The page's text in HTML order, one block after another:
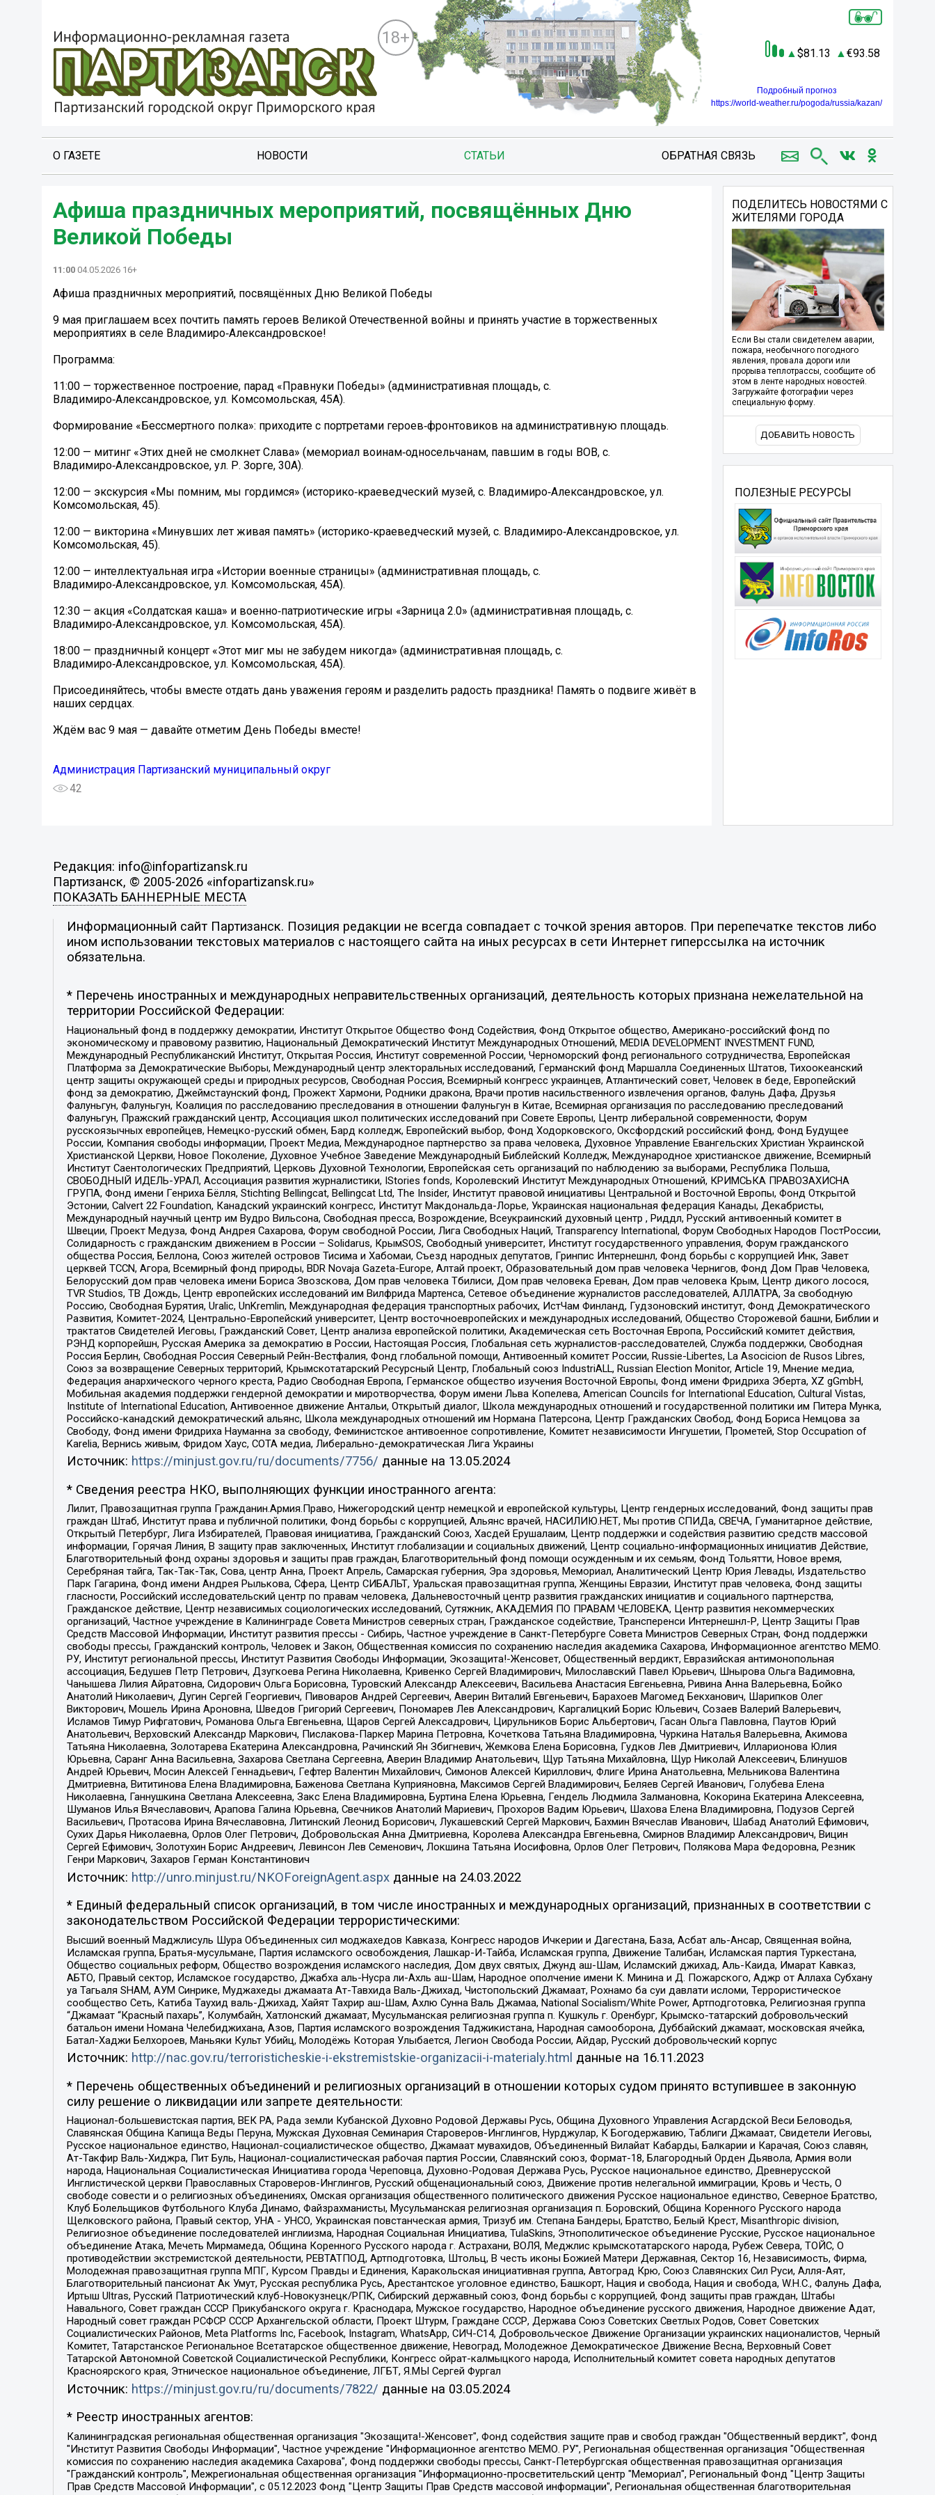
18+
81.13 93.58
Подробный прогноз
https://world-weather.ru/pogoda/russia/kazan/
О ГАЗЕТЕ НОВОСТИ СТАТЬИ ОБРАТНАЯ СВЯЗЬ
Афиша праздничных мероприятий, посвящённых Дню
Великой Победы
11:00 04.05.2026 16+
Афиша праздничных мероприятий, посвящённых Дню Великой Победы
9 мая приглашаем всех почтить память героев Великой Отечественной войны и принять участие в торжественных
мероприятиях в селе Владимиро‑Александровское!
Программа:
️11:00 — торжественное построение, парад «Правнуки Победы» (административная площадь, с.
Владимиро‑Александровское, ул. Комсомольская, 45А).
Формирование «Бессмертного полка»: приходите с портретами героев‑фронтовиков на административную площадь.
️12:00 — митинг «Этих дней не смолкнет Слава» (мемориал воинам‑односельчанам, павшим в годы ВОВ, с.
Владимиро‑Александровское, ул. Р. Зорге, 30А).
️12:00 — экскурсия «Мы помним, мы гордимся» (историко‑краеведческий музей, с. Владимиро‑Александровское, ул.
Комсомольская, 45).
️12:00 — викторина «Минувших лет живая память» (историко‑краеведческий музей, с. Владимиро‑Александровское, ул.
Комсомольская, 45).
️12:00 — интеллектуальная игра «Истории военные страницы» (административная площадь, с.
Владимиро‑Александровское, ул. Комсомольская, 45А).
️12:30 — акция «Солдатская каша» и военно‑патриотические игры «Зарница 2.0» (административная площадь, с.
Владимиро‑Александровское, ул. Комсомольская, 45А).
18:00 — праздничный концерт «Этот миг мы не забудем никогда» (административная площадь, с.
Владимиро‑Александровское, ул. Комсомольская, 45А).
Присоединяйтесь, чтобы вместе отдать дань уважения героям и разделить радость праздника! Память о подвиге живёт в
наших сердцах.
Ждём вас 9 мая — давайте отметим День Победы вместе!
Администрация Партизанский муниципальный округ
42
ПОДЕЛИТЕСЬ НОВОСТЯМИ С
ЖИТЕЛЯМИ ГОРОДА
Если Вы стали свидетелем аварии,
пожара, необычного погодного
явления, провала дороги или
прорыва теплотрассы, сообщите об
этом в ленте народных новостей.
Загружайте фотографии через
специальную форму.
ДОБАВИТЬ НОВОСТЬ
ПОЛЕЗНЫЕ РЕСУРСЫ
Редакция: info@infopartizansk.ru
Партизанск, © 2005-2026 «infopartizansk.ru»
ПОКАЗАТЬ БАННЕРНЫЕ МЕСТА
Информационный сайт Партизанск. Позиция редакции не всегда совпадает с точкой зрения авторов. При перепечатке текстов либо
ином использовании текстовых материалов с настоящего сайта на иных ресурсах в сети Интернет гиперссылка на источник
обязательна.
* Перечень иностранных и международных неправительственных организаций, деятельность которых признана нежелательной на
территории Российской Федерации:
Национальный фонд в поддержку демократии, Институт Открытое Общество Фонд Содействия, Фонд Открытое общество, Американо-российский фонд по
экономическому и правовому развитию, Национальный Демократический Институт Международных Отношений, MEDIA DEVELOPMENT INVESTMENT FUND,
Международный Республиканский Институт, Открытая Россия, Институт современной России, Черноморский фонд регионального сотрудничества, Европейская
Платформа за Демократические Выборы, Международный центр электоральных исследований, Германский фонд Маршалла Соединенных Штатов, Тихоокеанский
центр защиты окружающей среды и природных ресурсов, Свободная Россия, Всемирный конгресс украинцев, Атлантический совет, Человек в беде, Европейский
фонд за демократию, Джеймстаунский фонд, Прожект Хармони, Родники дракона, Врачи против насильственного извлечения органов, Фалунь Дафа, Друзья
Фалуньгун, Фалуньгун, Коалиция по расследованию преследования в отношении Фалуньгун в Китае, Всемирная организация по расследованию преследований
Фалуньгун, Пражский гражданский центр, Ассоциация школ политических исследований при Совете Европы, Центр либеральной современности, Форум
русскоязычных европейцев, Немецко-русский обмен, Бард колледж, Европейский выбор, Фонд Ходорковского, Оксфордский российский фонд, Фонд Будущее
России, Компания свободы информации, Проект Медиа, Международное партнерство за права человека, Духовное Управление Евангельских Христиан Украинской
Христианской Церкви, Новое Поколение, Духовное Учебное Заведение Международный Библейский Колледж, Международное христианское движение, Всемирный
Институт Саентологических Предприятий, Церковь Духовной Технологии, Европейская сеть организаций по наблюдению за выборами, Республика Польша,
СВОБОДНЫЙ ИДЕЛЬ-УРАЛ, Ассоциация развития журналистики, IStories fonds, Королевский Институт Международных Отношений, КРИМСЬКА ПРАВОЗАХИСНА
ГРУПА, Фонд имени Генриха Бёлля, Stichting Bellingcat, Bellingcat Ltd, The Insider, Институт правовой инициативы Центральной и Восточной Европы, Фонд Открытой
Эстонии, Calvert 22 Foundation, Канадский украинский конгресс, Институт Макдональда-Лорье, Украинская национальная федерация Канады, Декабристы,
Международный научный центр им Вудро Вильсона, Свободная пресса, Возрождение, Всеукраинский духовный центр , Риддл, Русский антивоенный комитет в
Швеции, Проект Медуза, Фонд Андрея Сахарова, Форум свободной России, Лига Свободных Наций, Transparеncy International, Форум Свободных Народов ПостРоссии,
Солидарность с гражданским движением в России – Solidarus, КрымSOS, Свободный университет, Институт государственного управления, Форум гражданского
общества Россия, Беллона, Союз жителей островов Тисима и Хабомаи, Съезд народных депутатов, Гринпис Интернешнл, Фонд борьбы с коррупцией Инк, Завет
церквей TCCN, Агора, Всемирный фонд природы, BDR Novaja Gazeta-Europe, Алтай проект, Образовательный дом прав человека Чернигов, Фонд Дом Прав Человека,
Белорусский дом прав человека имени Бориса Звозскова, Дом прав человека Тбилиси, Дом прав человека Ереван, Дом прав человека Крым, Центр дикого лосося,
TVR Studios, ТВ Дождь, Центр европейских исследований им Вилфрида Мартенса, Сетевое объединение журналистов расследователей, АЛЛАТРА, За свободную
Россию, Свободная Бурятия, Uralic, UnKremlin, Международная федерация транспортных рабочих, ИстЧам Финланд, Гудзоновский институт, Фонд Демократического
Развития, Комитет-2024, Центрально-Европейский университет, Центр восточноевропейских и международных исследований, Общество Сторожевой башни, Библии и
трактатов Свидетелей Иеговы, Гражданский Совет, Центр анализа европейской политики, Академическая сеть Восточная Европа, Российский комитет действия,
РЭНД корпорейшн, Русская Америка за демократию в России, Настоящая Россия, Глобальная сеть журналистов-расследователей, Служба поддержки, Свободная
Россия Берлин, Свободная Россия Северный Рейн-Вестфалия, Фонд глобальной помощи, Антивоенный комитет России, Russie-Libertes, La Asocicion de Rusos Libres,
Союз за возвращение Северных территорий, Крымскотатарский Ресурсный Центр, Глобальный союз IndustriALL, Russian Election Monitor, Article 19, Мнение медиа,
Федерация анархического черного креста, Радио Свободная Европа, Германское общество изучения Восточной Европы, Фонд имени Фридриха Эберта, XZ gGmbH,
Мобильная академия поддержки гендерной демократии и миротворчества, Форум имени Льва Копелева, American Councils for International Education, Cultural Vistas,
Institute of International Education, Антивоенное движение Антальи, Открытый диалог, Школа международных отношений и государственной политики им Питера Мунка,
Российско-канадский демократический альянс, Школа международных отношений им Нормана Патерсона, Центр Гражданских Свобод, Фонд Бориса Немцова за
Свободу, Фонд имени Фридриха Науманна за свободу, Феминистское антивоенное сопротивление, Комитет независимости Ингушетии, Прометей, Stop Occupation of
Karelia, Вернись живым, Фридом Хаус, СОТА медиа, Либерально-демократическая Лига Украины
Источник: https://minjust.gov.ru/ru/documents/7756/ данные на 13.05.2024
* Сведения реестра НКО, выполняющих функции иностранного агента:
Лилит, Правозащитная группа Гражданин.Армия.Право, Нижегородский центр немецкой и европейской культуры, Центр гендерных исследований, Фонд защиты прав
граждан Штаб, Институт права и публичной политики, Фонд борьбы с коррупцией, Альянс врачей, НАСИЛИЮ.НЕТ, Мы против СПИДа, СВЕЧА, Гуманитарное действие,
Открытый Петербург, Лига Избирателей, Правовая инициатива, Гражданский Союз, Хасдей Ерушалаим, Центр поддержки и содействия развитию средств массовой
информации, Горячая Линия, В защиту прав заключенных, Институт глобализации и социальных движений, Центр социально-информационных инициатив Действие,
Благотворительный фонд охраны здоровья и защиты прав граждан, Благотворительный фонд помощи осужденным и их семьям, Фонд Тольятти, Новое время,
Серебряная тайга, Так-Так-Так, Сова, центр Анна, Проект Апрель, Самарская губерния, Эра здоровья, Мемориал, Аналитический Центр Юрия Левады, Издательство
Парк Гагарина, Фонд имени Андрея Рылькова, Сфера, Центр СИБАЛЬТ, Уральская правозащитная группа, Женщины Евразии, Институт прав человека, Фонд защиты
гласности, Российский исследовательский центр по правам человека, Дальневосточный центр развития гражданских инициатив и социального партнерства,
Гражданское действие, Центр независимых социологических исследований, Сутяжник, АКАДЕМИЯ ПО ПРАВАМ ЧЕЛОВЕКА, Центр развития некоммерческих
организаций, Частное учреждение в Калининграде Совета Министров северных стран, Гражданское содействие, Трансперенси Интернешнл-Р, Центр Защиты Прав
Средств Массовой Информации, Институт развития прессы - Сибирь, Частное учреждение в Санкт-Петербурге Совета Министров Северных Стран, Фонд поддержки
свободы прессы, Гражданский контроль, Человек и Закон, Общественная комиссия по сохранению наследия академика Сахарова, Информационное агентство МЕМО.
РУ, Институт региональной прессы, Институт Развития Свободы Информации, Экозащита!-Женсовет, Общественный вердикт, Евразийская антимонопольная
ассоциация, Бедушев Петр Петрович, Дзугкоева Регина Николаевна, Кривенко Сергей Владимирович, Милославский Павел Юрьевич, Шнырова Ольга Вадимовна,
Чанышева Лилия Айратовна, Сидорович Ольга Борисовна, Туровский Александр Алексеевич, Васильева Анастасия Евгеньевна, Ривина Анна Валерьевна, Бойко
Анатолий Николаевич, Дугин Сергей Георгиевич, Пивоваров Андрей Сергеевич, Аверин Виталий Евгеньевич, Барахоев Магомед Бекханович, Шарипков Олег
Викторович, Мошель Ирина Ароновна, Шведов Григорий Сергеевич, Пономарев Лев Александрович, Каргалицкий Борис Юльевич, Созаев Валерий Валерьевич,
Исламов Тимур Рифгатович, Романова Ольга Евгеньевна, Щаров Сергей Алексадрович, Цирульников Борис Альбертович, Гасан Ольга Павловна, Паутов Юрий
Анатольевич, Верховский Александр Маркович, Пислакова-Паркер Марина Петровна, Кочеткова Татьяна Владимировна, Чуркина Наталья Валерьевна, Акимова
Татьяна Николаевна, Золотарева Екатерина Александровна, Рачинский Ян Збигневич, Жемкова Елена Борисовна, Гудков Лев Дмитриевич, Илларионова Юлия
Юрьевна, Саранг Анна Васильевна, Захарова Светлана Сергеевна, Аверин Владимир Анатольевич, Щур Татьяна Михайловна, Щур Николай Алексеевич, Блинушов
Андрей Юрьевич, Мосин Алексей Геннадьевич, Гефтер Валентин Михайлович, Симонов Алексей Кириллович, Флиге Ирина Анатольевна, Мельникова Валентина
Дмитриевна, Вититинова Елена Владимировна, Баженова Светлана Куприяновна, Максимов Сергей Владимирович, Беляев Сергей Иванович, Голубева Елена
Николаевна, Ганнушкина Светлана Алексеевна, Закс Елена Владимировна, Буртина Елена Юрьевна, Гендель Людмила Залмановна, Кокорина Екатерина Алексеевна,
Шуманов Илья Вячеславович, Арапова Галина Юрьевна, Свечников Анатолий Мариевич, Прохоров Вадим Юрьевич, Шахова Елена Владимировна, Подузов Сергей
Васильевич, Протасова Ирина Вячеславовна, Литинский Леонид Борисович, Лукашевский Сергей Маркович, Бахмин Вячеслав Иванович, Шабад Анатолий Ефимович,
Сухих Дарья Николаевна, Орлов Олег Петрович, Добровольская Анна Дмитриевна, Королева Александра Евгеньевна, Смирнов Владимир Александрович, Вицин
Сергей Ефимович, Золотухин Борис Андреевич, Левинсон Лев Семенович, Локшина Татьяна Иосифовна, Орлов Олег Петрович, Полякова Мара Федоровна, Резник
Генри Маркович, Захаров Герман Константинович
Источник: http://unro.minjust.ru/NKOForeignAgent.aspxданные на 24.03.2022
* Единый федеральный список организаций, в том числе иностранных и международных организаций, признанных в соответствии с
законодательством Российской Федерации террористическими:
Высший военный Маджлисуль Шура Объединенных сил моджахедов Кавказа, Конгресс народов Ичкерии и Дагестана, База, Асбат аль-Ансар, Священная война,
Исламская группа, Братья-мусульмане, Партия исламского освобождения, Лашкар-И-Тайба, Исламская группа, Движение Талибан, Исламская партия Туркестана,
Общество социальных реформ, Общество возрождения исламского наследия, Дом двух святых, Джунд аш-Шам, Исламский джихад, Аль-Каида, Имарат Кавказ,
АБТО, Правый сектор, Исламское государство, Джабха аль-Нусра ли-Ахль аш-Шам, Народное ополчение имени К. Минина и Д. Пожарского, Аджр от Аллаха Субхану
уа Тагьаля SHAM, АУМ Синрике, Муджахеды джамаата Ат-Тавхида Валь-Джихад, Чистопольский Джамаат, Рохнамо ба суи давлати исломи, Террористическое
сообщество Сеть, Катиба Таухид валь-Джихад, Хайят Тахрир аш-Шам, Ахлю Сунна Валь Джамаа, National Socialism/White Power, Артподготовка, Религиозная группа
“Джамаат “Красный пахарь”, Колумбайн, Хатлонский джамаат, Мусульманская религиозная группа п. Кушкуль г. Оренбург, Крымско-татарский добровольческий
батальон имени Номана Челебиджихана, Азов, Партия исламского возрождения Таджикистана, Народная самооборона, Дуббайский джамаат, московская ячейка,
Батал-Хаджи Белхороев, Маньяки Культ Убийц, Молодёжь Которая Улыбается, Легион Свобода России, Айдар, Русский добровольческий корпус
Источник: http://nac.gov.ru/terroristicheskie-i-ekstremistskie-organizacii-i-materialy.html данные на 16.11.2023
* Перечень общественных объединений и религиозных организаций в отношении которых судом принято вступившее в законную
силу решение о ликвидации или запрете деятельности:
Национал-большевистская партия, ВЕК РА, Рада земли Кубанской Духовно Родовой Державы Русь, Община Духовного Управления Асгардской Веси Беловодья,
Славянская Община Капища Веды Перуна, Мужская Духовная Семинария Староверов-Инглингов, Нурджулар, К Богодержавию, Таблиги Джамаат, Свидетели Иеговы,
Русское национальное единство, Национал-социалистическое общество, Джамаат мувахидов, Объединенный Вилайат Кабарды, Балкарии и Карачая, Союз славян,
Ат-Такфир Валь-Хиджра, Пит Буль, Национал-социалистическая рабочая партия России, Славянский союз, Формат-18, Благородный Орден Дьявола, Армия воли
народа, Национальная Социалистическая Инициатива города Череповца, Духовно-Родовая Держава Русь, Русское национальное единство, Древнерусской
Инглистической церкви Православных Староверов-Инглингов, Русский общенациональный союз, Движение против нелегальной иммиграции, Кровь и Честь, О
свободе совести и о религиозных объединениях, Омская организация общественного политического движения Русское национальное единство, Северное Братство,
Клуб Болельщиков Футбольного Клуба Динамо, Файзрахманисты, Мусульманская религиозная организация п. Боровский, Община Коренного Русского народа
Щелковского района, Правый сектор, УНА - УНСО, Украинская повстанческая армия, Тризуб им. Степана Бандеры, Братство, Белый Крест, Misanthropic division,
Религиозное объединение последователей инглиизма, Народная Социальная Инициатива, TulaSkins, Этнополитическое объединение Русские, Русское национальное
объединение Атака, Мечеть Мирмамеда, Община Коренного Русского народа г. Астрахани, ВОЛЯ, Меджлис крымскотатарского народа, Рубеж Севера, ТОЙС, О
противодействии экстремистской деятельности, РЕВТАТПОД, Артподготовка, Штольц, В честь иконы Божией Матери Державная, Сектор 16, Независимость, Фирма,
Молодежная правозащитная группа МПГ, Курсом Правды и Единения, Каракольская инициативная группа, Автоград Крю, Союз Славянских Сил Руси, Алля-Аят,
Благотворительный пансионат Ак Умут, Русская республика Русь, Арестантское уголовное единство, Башкорт, Нация и свобода, Нация и свобода, W.H.С., Фалунь Дафа,
Иртыш Ultras, Русский Патриотический клуб-Новокузнецк/РПК, Сибирский державный союз, Фонд борьбы с коррупцией, Фонд защиты прав граждан, Штабы
Навального, Совет граждан СССР Прикубанского округа г. Краснодара, Мужское государство, Народное объединение русского движения, Народное движение Адат,
Народный совет граждан РСФСР СССР Архангельской области, Проект Штурм, Граждане СССР, Держава Союз Советских Светлых Родов, Совет Советских
Социалистических Районов, Meta Platforms Inc, Facebook, Instagram, WhatsApp, СИЧ-С14, Добровольческое Движение Организации украинских националистов, Черный
Комитет, Татарстанское Региональное Всетатарское общественное движение, Невоград, Молодежное Демократическое Движение Весна, Верховный Совет
Татарской Автономной Советской Социалистической Республики, Конгресс ойрат-калмыцкого народа, Исполнительный комитет совета народных депутатов
Красноярского края, Этническое национальное объединение, ЛГБТ, Я.МЫ Сергей Фургал
Источник: https://minjust.gov.ru/ru/documents/7822/ данные на 03.05.2024
* Реестр иностранных агентов:
Калининградская региональная общественная организация "Экозащита!-Женсовет", Фонд содействия защите прав и свобод граждан "Общественный вердикт", Фонд "Институт Развития Свободы Информации", Частное учреждение "Информационное агентство МЕМО. РУ", Региональная общественная организация "Общественная комиссия по сохранению наследия академика Сахарова", Фонд поддержки свободы прессы, Санкт-Петербургская общественная правозащитная организация "Гражданский контроль", Межрегиональная общественная организация "Информационно-просветительский центр "Мемориал", Региональный Фонд "Центр Защиты Прав Средств Массовой Информации", с 05.12.2023 Фонд "Центр Защиты Прав Средств массовой информации", Региональная общественная благотворительная организация помощи беженцам и мигрантам "Гражданское содействие", Негосударственное образовательное учреждение дополнительного профессионального образования (повышение квалификации) специалистов "АКАДЕМИЯ ПО ПРАВАМ ЧЕЛОВЕКА", Свердловская региональная общественная организация "Сутяжник", Автономная некоммерческая организация "Центр независимых социологических исследований", Союз общественных объединений "Российский исследовательский центр по правам человека", Региональное общественное учреждение научно-информационный центр "МЕМОРИАЛ", Некоммерческая организация "Фонд защиты гласности", Автономная некоммерческая организация "Институт прав человека", Городская общественная организация "Екатеринбургское общество "МЕМОРИАЛ", Городская общественная организация "Рязанское историко-просветительское и правозащитное общество "Мемориал" (Рязанский Мемориал), Челябинский региональный орган общественной самодеятельности – женское общественное объединение "Женщины Евразии", Челябинский региональный орган общественной самодеятельности "Уральская правозащитная группа", Фонд содействия защите здоровья и социальной справедливости имени Андрея Рылькова, Автономная Некоммерческая Организация "Аналитический Центр Юрия Левады", Автономная некоммерческая организация социальной поддержки населения "Проект Апрель", Региональная общественная организация помощи женщинам и детям, находящимся в кризисной ситуации "Информационно-методический центр "Анна", Фонд содействия развитию массовых коммуникаций и правовому просвещению "Так-так-Так", Фонд содействия устойчивому развитию "Серебряная тайга", Свердловский региональный общественный фонд социальных проектов "Новое время", "Idel.Реалии", Кавказ.Реалии, Крым.Реалии, Телеканал Настоящее Время, Татаро-башкирская служба Радио Свобода (Azatliq Radiosi), Радио Свободная Европа/Радио Свобода (PCE/PC), "Сибирь.Реалии", "Фактограф", Благотворительный фонд помощи осужденным и их семьям, Автономная некоммерческая организация "Институт глобализации и социальных движений", Фонд "В защиту прав заключенных", Частное учреждение "Центр поддержки и содействия развитию средств массовой информации", Пензенский региональный общественный благотворительный фонд "Гражданский союз", "Север.Реалии", Некоммерческая организация Фонд "Правовая инициатива", Общество с ограниченной ответственностью "Радио Свободная Европа/Радио Свобода", Чешское информационное агентство "MEDIUM-ORIENT", Красноярская региональная общественная организация "Мы против СПИДа", Камалягин Денис Николаевич, Маркелов Сергей Евгеньевич, Пономарев Лев Александрович, Савицкая Людмила Алексеевна, Автономная некоммерческая организация "Центр по работе с проблемой насилия "НАСИЛИЮ.НЕТ", Межрегиональный профессиональный союз работников здравоохранения "Альянс врачей", Юридическое лицо, зарегистрированное в Латвийской Республике, SIA "Medusa Project" (регистрационный номер 40103797863, дата регистрации 10.06.2014), Некоммерческая организация "Фонд по борьбе с коррупцией", Автономная некоммерческая организация "Институт права и публичной политики", Баданин Роман Сергеевич, Гликин Максим Александрович, Железнова Мария Михайловна, Лукьянова Юлия Сергеевна, Маетная Елизавета Витальевна, Маняхин Петр Борисович, Чуракова Ольга Владимировна, Ярош Юлия Петровна, Юридическое лицо "The Insider SIA", зарегистрированное в Риге, Латвийская Республика (дата регистрации 26.06.2015), являющееся администратором доменного имени интернет-издания "The Insider SIA", https://theins.ru, Постернак Алексей Евгеньевич, Рубин Михаил Аркадьевич, Анин Роман Александрович, Юридическое лицо Istories fonds, зарегистрированное в Латвийской Республике (регистрационный номер 50008295751, дата регистрации 24.02.2020), Великовский Дмитрий Александрович, Долинина Ирина Николаевна, Мароховская Алеся Алексеевна, Шлейнов Роман Юрьевич, Шмагун Олеся Валентиновна, Общество с ограниченной ответственностью "Альтаир 2021", Общество с ограниченной ответственностью "Вега 2021", Общество с ограниченной ответственностью "Главный редактор 2021", Общество с ограниченной ответственностью "Ромашки монолит", Важенков Артем Валерьевич, Ивановская областная общественная организация "Центр гендерных исследований", Гурман Юрий Альбертович, Медиапроект "ОВД-Инфо", Егоров Владимир Владимирович, Жилинский Владимир Александрович, Общество с ограниченной ответственностью "ЗП", Иванова София Юрьевна, Карезина Инна Павловна, Кильтау Екатерина Викторовна, Петров Алексей Викторович, Пискунов Сергей Евгеньевич, Смирнов Сергей Сергеевич, Тихонов Михаил Сергеевич, Общество с ограниченной ответственностью "ЖУРНАЛИСТ-ИНОСТРАННЫЙ АГЕНТ", Арапова Галина Юрьевна, Вольтская Татьяна Анатольевна, Американская компания "Mason G.E.S. Anonymous Foundation" (США), являющаяся владельцем интернет-издания https://mnews.world/, Компания "Stichting Bellingcat", зарегистрированная в Нидерландах (дата регистрации 11.07.2018), Захаров Андрей Вячеславович, Клепиковская Екатерина Дмитриевна, Общество с ограниченной ответственностью "МЕМО", Перл Роман Александрович, Симонов Евгений Алексеевич, Соловьева Елена Анатольевна, Сотников Даниил Владимирович, Сурначева Елизавета Дмитриевна, Автономная некоммерческая организация по защите прав человека и информированию населения "Якутия – Наше Мнение", Общество с ограниченной ответственностью "Москоу диджитал медиа", с 26.01.2023 Общество с ограниченной ответственностью "Чайка Белые сады", Ветошкина Валерия Валерьевна, Заговора Максим Александрович, Межрегиональное общественное движение "Российская ЛГБТ - сеть", Оленичев Максим Владимирович, Павлов Иван Юрьевич, Скворцова Елена Сергеевна, Общество с ограниченной ответственностью "Как бы инагент", Кочетков Игорь Викторович, Общество с ограниченной ответственностью "Честные выборы", Еланчик Олег Александрович, Общество с ограниченной ответственностью "Нобелевский призыв", Гималова Регина Эмилевна, Григорьев Андрей Валерьевич, Григорьева Алина Александровна, Ассоциация по содействию защите прав призывников, альтернативнослужащих и военнослужащих "Правозащитная группа "Гражданин.Армия.Право", Хисамова Регина Фаритовна, Автономная некоммерческая организация по реализации социально-правовых программ "Лилит", Дальневосточное общественное движение "Маяк", Санкт-Петербургская ЛГБТ-инициативная группа "Выход", Инициативная группа ЛГБТ+ "Реверс", Алексеев Андрей Викторович, Бекбулатова Таисия Львовна, Беляев Иван Михайлович, Владыкина Елена Сергеевна, Гельман Марат Александрович, Никульшина Вероника Юрьевна, Толоконникова Надежда Андреевна, Шендерович Виктор Анатольевич, Общество с ограниченной ответственностью "Данное сообщение", Общество с ограниченной ответственностью Издательский дом "Новая глава", Айнбиндер Александра Александровна, Московский комьюнити-центр для ЛГБТ+инициатив, Благотворительный фонд развития филантропии, Deutsche Welle (Германия, Kurt-Schumacher-Strasse 3, 53113 Bonn), Борзунова Мария Михайловна, Воробьев Виктор Викторович, Голубева Анна Львовна, Константинова Алла Михайловна, Малкова Ирина Владимировна, Мурадов Мурад Абдулгалимович, Осетинская Елизавета Николаевна, Понасенков Евгений Николаевич, Ганапольский Матвей Юрьевич, Киселев Евгений Алексеевич, Борухович Ирина Григорьевна, Дремин Иван Тимофеевич, Дубровский Дмитрий Викторович, Красноярская региональная общественная организация поддержки и развития альтернативных образовательных технологий и межкультурных коммуникаций "ИНТЕРРА", Маяковская Екатерина Алексеевна, Фейгин Марк Захарович, Филимонов Андрей Викторович, Дзугкоева Регина Николаевна, Доброхотов Роман Александрович, Дудь Юрий Александрович, Елкин Сергей Владимирович, Кругликов Кирилл Игоревич, Сабунаева Мария Леонидовна, Семенов Алексей Владимирович, Шаинян Карен Багратович, Шульман Екатерина Михайловна, Асафьев Артур Валерьевич, Вахштайн Виктор Семенович, Венедиктов Алексей Алексеевич, Лушникова Екатерина Евгеньевна, Волков Леонид Михайлович, Невзоров Александр Глебович, Пархоменко Сергей Борисович, Сироткин Ярослав Николаевич, Кара-Мурза Владимир Владимирович, Баранова Наталья Владимировна, Гозман Леонид Яковлевич, Кагарлицкий Борис Юльевич, Климарев Михаил Валерьевич, Милов Владимир Станиславович, Автономная некоммерческая организация Краснодарский центр современного искусства "Типография", Моргенштерн Алишер Тагирович, Соболь Любовь Эдуардовна, Общество с ограниченной ответственностью "ЛИЗА НОРМ", Каспаров Гарри Кимович, Ходорковский Михаил Борисович, Общество с ограниченной ответственностью "Апрельские тезисы", Данилович Ирина Брониславовна, Кашин Олег Владимирович, Петров Николай Владимирович, Пивоваров Алексей Владимирович, Соколов Михаил Владимирович, Цветкова Юлия Владимировна, Чичваркин Евгений Александрович, Комитет против пыток/Команда против пыток, Общество с ограниченной ответственностью "Первый научный", Общество с ограниченной ответственностью "Вертолет и ко", Белоцерковская Вероника Борисовна, Кац Максим Евгеньевич, Лазарева Татьяна Юрьевна, Шаведдинов Руслан Табризович, Яшин Илья Валерьевич, Общество с ограниченной ответственностью "Иноагент ААВ", Алешковский Дмитрий Петрович, Альбац Евгения Марковна, Быков Дмитрий Львович, Галямина Юлия Евгеньевна, Лойко Сергей Леонидович, Мартынов Кирилл Константинович, Медведев Сергей Александрович, Крашенинников Федор Геннадиевич, Гордеева Катерина Вл